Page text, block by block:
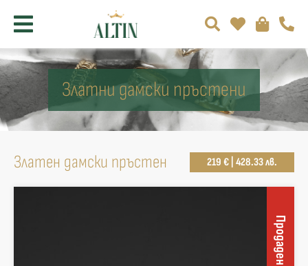
Златни дамски пръстени
Златен дамски пръстен 219 € | 428.33 лв.
Продаден